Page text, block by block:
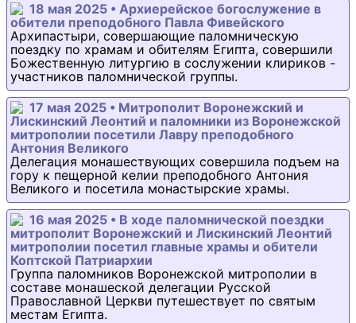
18 мая 2025 • Архиерейское богослужение в
обители преподобного Павла Фивейского
Архипастыри, совершающие паломническую
поездку по храмам и обителям Египта, совершили
Божественную литургию в сослужении клириков -
участников паломнической группы.
17 мая 2025 • Митрополит Воронежский и
Лискинский Леонтий и паломники из Воронежской
митрополии посетили Лавру преподобного
Антония Великого
Делегация монашествующих совершила подъем на
гору к пещерной келии преподобного Антония
Великого и посетила монастырские храмы.
16 мая 2025 • В ходе паломнической поездки
митрополит Воронежский и Лискинский Леонтий
митрополии посетил главные храмы и обители
Коптской Патриархии
Группа паломников Воронежской митрополии в
составе монашеской делегации Русской
Православной Церкви путешествует по святым
местам Египта.